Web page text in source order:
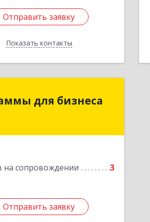
Отправить заявку
Показать контакты
Отправить заявку
Назад
для бизнеса
на сопровождении 3
Отправить заявку
для бизнеса
Отправить заявку